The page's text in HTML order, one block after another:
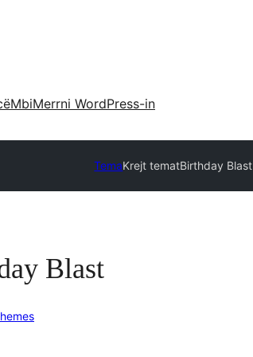
MbiMerrni WordPress-in
TemaKrejt tematBirthday Blast
Blast